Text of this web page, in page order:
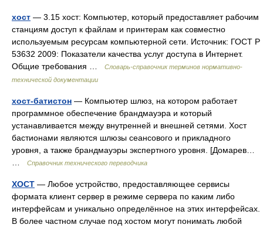
хост — 3.15 хост: Компьютер, который предоставляет рабочим
станциям доступ к файлам и принтерам как совместно
используемым ресурсам компьютерной сети. Источник: ГОСТ Р
53632 2009: Показатели качества услуг доступа в Интернет.
Общие требования …
Словарь-справочник терминов нормативно-
технической документации
хост-батистон — Компьютер шлюз, на котором работает
программное обеспечение брандмауэра и который
устанавливается между внутренней и внешней сетями. Хост
бастионами являются шлюзы сеансового и прикладного
уровня, а также брандмауэры экспертного уровня. [Домарев…
Справочник технического переводчика
ХОСТ — Любое устройство, предоставляющее сервисы
формата клиент сервер в режиме сервера по каким либо
интерфейсам и уникально определённое на этих интерфейсах.
В более частном случае под хостом могут понимать любой